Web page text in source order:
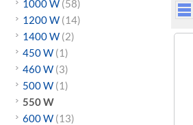
1000 W (58)
1200 W (14)
1400 W (2)
450 W (1)
460 W (3)
500 W (1)
550 W
600 W (13)